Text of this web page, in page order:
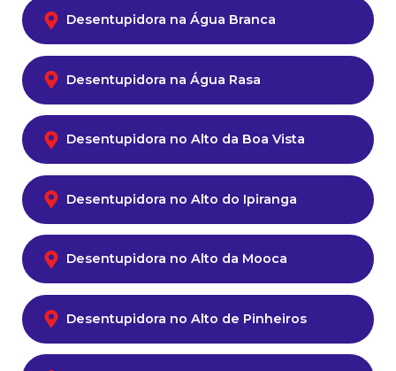
Desentupidora na Água Branca
Desentupidora na Água Rasa
Desentupidora no Alto da Boa Vista
Desentupidora no Alto do Ipiranga
Desentupidora no Alto da Mooca
Desentupidora no Alto de Pinheiros